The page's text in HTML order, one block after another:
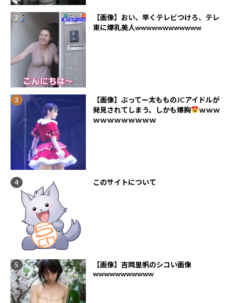
【画像】おい、早くテレビつけろ、テレ
東に爆乳美人wwwwwwwwwwww
【画像】ぶってー太もものJCアイドルが
発見されてしまう。しかも爆胸
ｗｗｗ
ｗｗｗｗｗｗｗｗｗ
このサイトについて
【画像】吉岡里帆のシコい画像
wwwwwwwwwww